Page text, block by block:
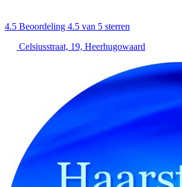
4.5 Beoordeling 4.5 van 5 sterren
Celsiusstraat, 19, Heerhugowaard